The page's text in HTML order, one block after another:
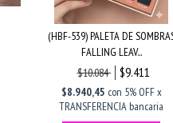
(HBF-539) PALETA DE
FALLING LEAV...
$10.084
$9.411
$8.940,45 con 5% OFF x
TRANSFERENCIA bancaria